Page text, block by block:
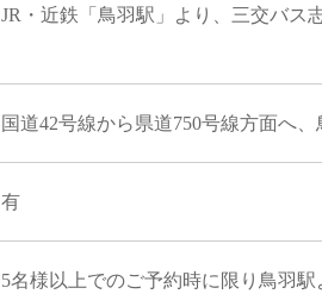
JR・近鉄「鳥羽駅」より、三交バス
国道42号線から県道750号線方面へ
有
5名様以上でのご予約時に限り鳥羽駅